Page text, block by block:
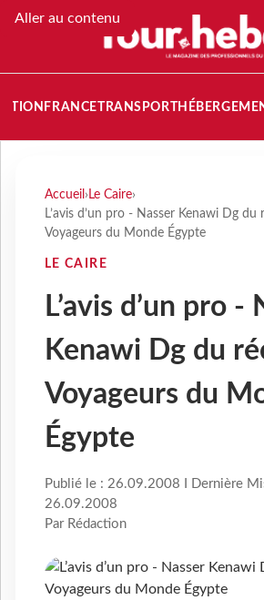
Aller au contenu
FRANCETRANSPORT
Accueil › Le Caire›
L’avis d’un pro - Nasser Kenawi Dg du
Voyageurs du Monde Égypte
LE CAIRE
L’avis d’un pro -
Kenawi Dg du
Voyageurs du
Égypte
Publié le : 26.09.2008 I Dernière
26.09.2008
Par Rédaction